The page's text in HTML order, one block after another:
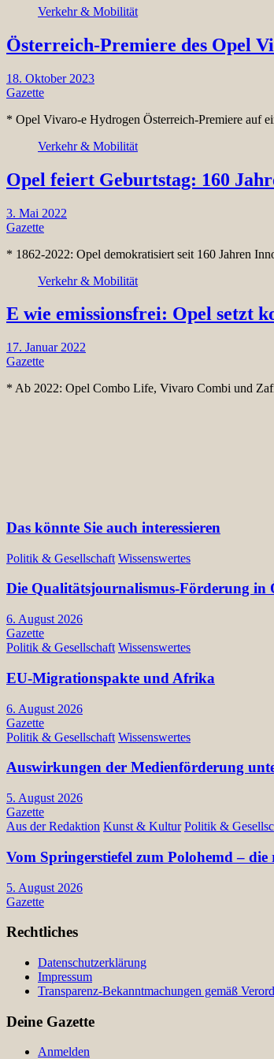
Verkehr & Mobilität
Österreich-Premiere des Opel
18. Oktober 2023
Gazette
* Opel Vivaro-e Hydrogen Österreich-Premiere auf
Verkehr & Mobilität
Opel feiert Geburtstag: 160
3. Mai 2022
Gazette
* 1862-2022: Opel demokratisiert seit 160 Jahren
Verkehr & Mobilität
E wie emissionsfrei: Opel setzt
17. Januar 2022
Gazette
* Ab 2022: Opel Combo Life, Vivaro Combi und
Das könnte Sie auch interessieren
Politik & Gesellschaft Wissenswertes
Die Qualitätsjournalismus-Förderung in
6. August 2026
Gazette
Politik & Gesellschaft Wissenswertes
EU-Migrationspakte und Afrika
6. August 2026
Gazette
Politik & Gesellschaft Wissenswertes
Auswirkungen der Medienförderung
5. August 2026
Gazette
Aus der Redaktion Kunst & Kultur Politik &
Vom Springerstiefel zum Polohemd –
5. August 2026
Gazette
Rechtliches
Datenschutzerklärung
Impressum
Transparenz-Bekanntmachungen gemäß
Deine Gazette
Anmelden